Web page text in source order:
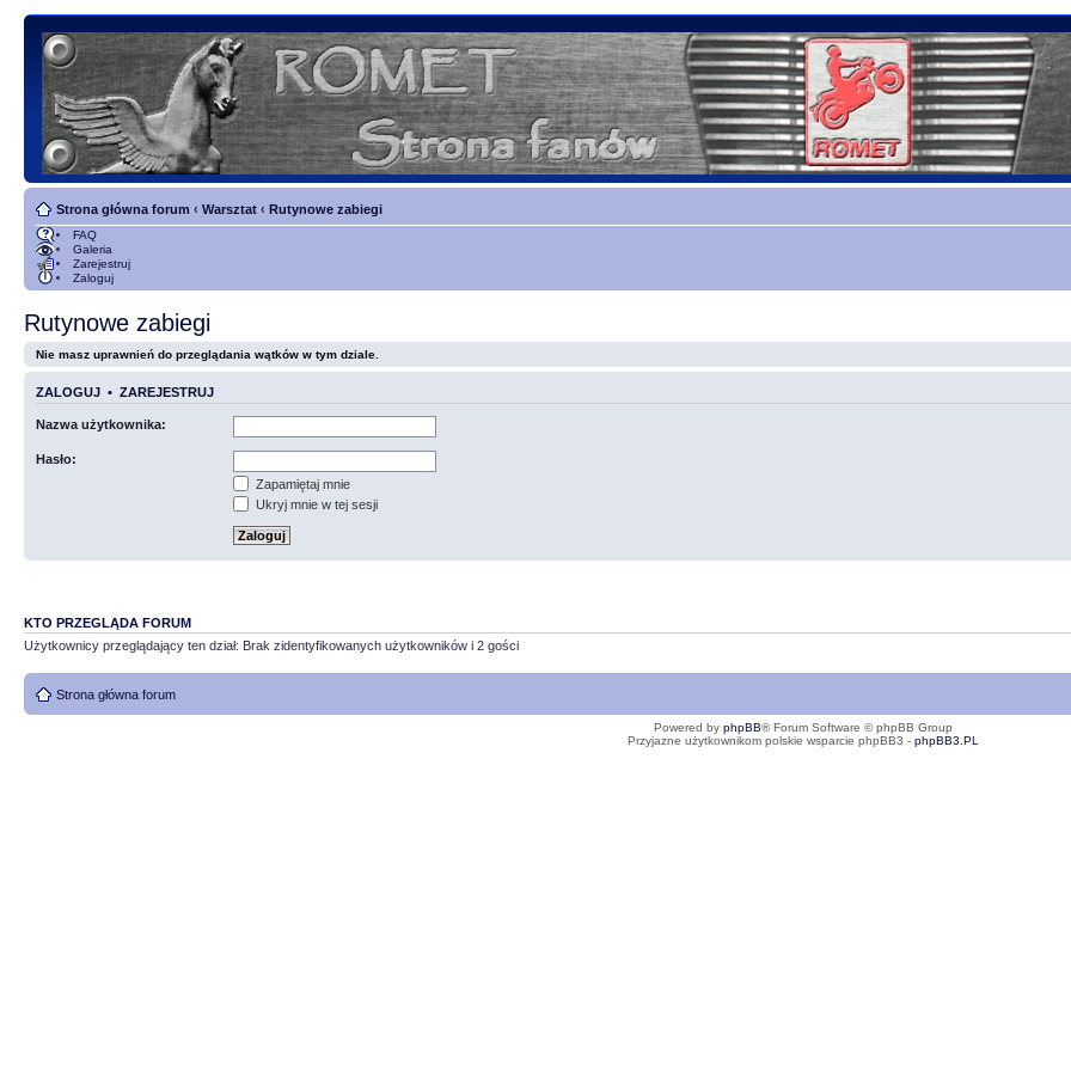
Strona główna forum ‹ Warsztat ‹ Rutynowe zabiegi
FAQ
Galeria
Zarejestruj
Zaloguj
Rutynowe zabiegi
Nie masz uprawnień do przeglądania wątków w tym dziale.
ZALOGUJ • ZAREJESTRUJ
Nazwa użytkownika:
Hasło:
Zapamiętaj mnie
Ukryj mnie w tej sesji
KTO PRZEGLĄDA FORUM
Użytkownicy przeglądający ten dział: Brak zidentyfikowanych użytkowników i 2 gości
Strona główna forum
Powered by phpBB® Forum Software © phpBB Group
Przyjazne użytkownikom polskie wsparcie phpBB3 - phpBB3.PL